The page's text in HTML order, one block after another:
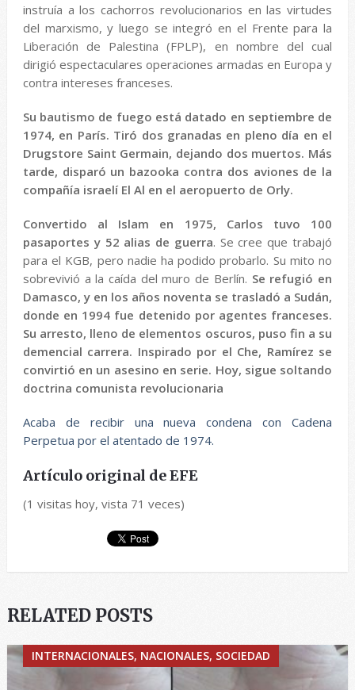
instruía a los cachorros revolucionarios en las virtudes
del marxismo, y luego se integró en el Frente para la
Liberación de Palestina (FPLP), en nombre del cual
dirigió espectaculares operaciones armadas en Europa y
contra intereses franceses.
Su bautismo de fuego está datado en septiembre de
1974, en París. Tiró dos granadas en pleno día en el
Drugstore Saint Germain, dejando dos muertos. Más
tarde, disparó un bazooka contra dos aviones de la
compañía israelí El Al en el aeropuerto de Orly.
Convertido al Islam en 1975, Carlos tuvo 100
pasaportes y 52 alias de guerra. Se cree que trabajó
para el KGB, pero nadie ha podido probarlo. Su mito no
sobrevivió a la caída del muro de Berlín. Se refugió en
Damasco, y en los años noventa se trasladó a Sudán,
donde en 1994 fue detenido por agentes franceses.
Su arresto, lleno de elementos oscuros, puso fin a su
demencial carrera. Inspirado por el Che, Ramírez se
convirtió en un asesino en serie. Hoy, sigue soltando
doctrina comunista revolucionaria
Acaba de recibir una nueva condena con Cadena
Perpetua por el atentado de 1974.
Artículo original de EFE
(1 visitas hoy, vista 71 veces)
RELATED POSTS
INTERNACIONALES, NACIONALES, SOCIEDAD